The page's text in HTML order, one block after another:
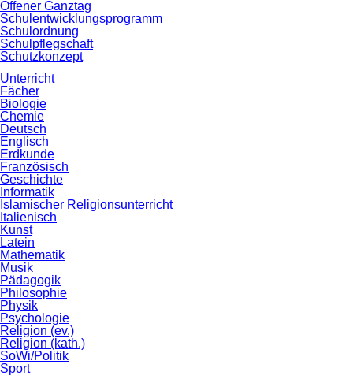
Offener Ganztag
Schulentwicklungsprogramm
Schulordnung
Schulpflegschaft
Schutzkonzept
Unterricht
Fächer
Biologie
Chemie
Deutsch
Englisch
Erdkunde
Französisch
Geschichte
Informatik
Islamischer Religionsunterricht
Italienisch
Kunst
Latein
Mathematik
Musik
Pädagogik
Philosophie
Physik
Psychologie
Religion (ev.)
Religion (kath.)
SoWi/Politik
Sport